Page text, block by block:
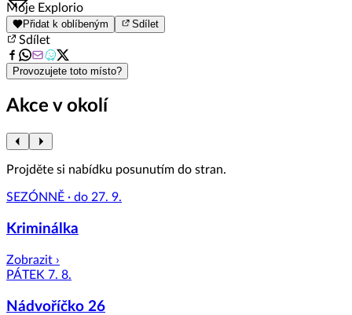
Item
1
of
8
Moje Explorio
Přidat k oblíbeným Sdílet
Sdílet
Provozujete toto místo?
Akce v okolí
Projděte si nabídku posunutím do stran.
SEZÓNNĚ · do 27. 9.
Kriminálka
Zobrazit ›
PÁTEK 7. 8.
Nádvoříčko 26